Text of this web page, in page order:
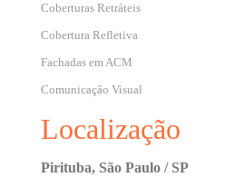
Coberturas Retráteis
Cobertura Refletiva
Fachadas em ACM
Comunicação Visual
Localização
Pirituba, São Paulo / SP